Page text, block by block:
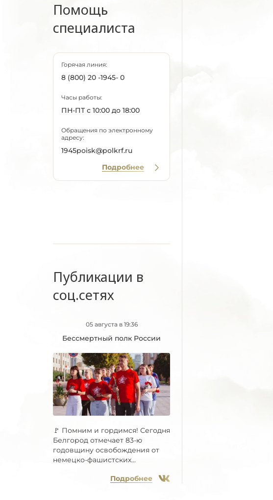
Помощь
специалиста
Горячая линия:
8 (800) 20 -1945- 0
Часы работы:
ПН-ПТ с 10:00 до 18:00
Обращения по электронному
адресу:
1945poisk@polkrf.ru
Подробнее
Публикации в
соц.сетях
05 августа в 19:36
Бессмертный полк России
🚩 Помним и гордимся! Сегодня
Белгород отмечает 83-ю
годовщину освобождения от
немецко-фашистских...
Подробнее